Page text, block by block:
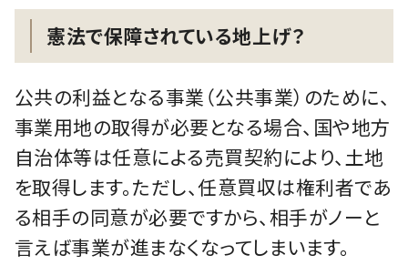
憲法で保障されている地上げ？
公共の利益となる事業（公共事業）のために、
事業用地の取得が必要となる場合、国や地方
自治体等は任意による売買契約により、土地
を取得します。ただし、任意買収は権利者であ
る相手の同意が必要ですから、相手がノーと
言えば事業が進まなくなってしまいます。